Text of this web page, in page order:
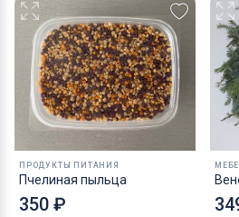
ПРОДУКТЫ ПИТАНИЯ
Пчелиная пыльца
350 ₽